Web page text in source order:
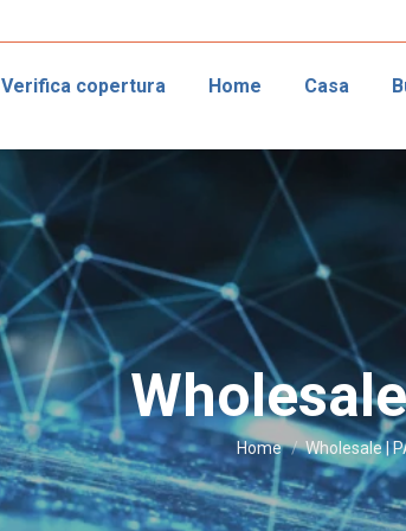
Verifica copertura Home Casa
Tu sei qui:
Home Wholesale |